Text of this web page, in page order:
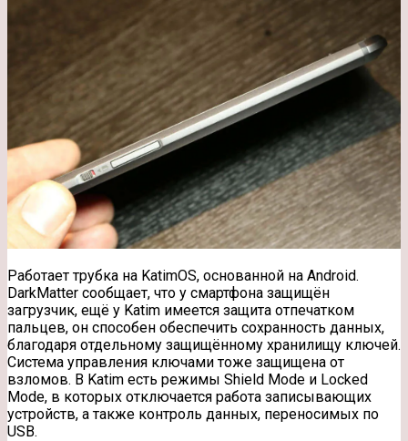
Работает трубка на KatimOS, основанной на Android.
DarkMatter сообщает, что у смартфона защищён
загрузчик, ещё у Katim имеется защита отпечатком
пальцев, он способен обеспечить сохранность данных,
благодаря отдельному защищённому хранилищу ключей.
Система управления ключами тоже защищена от
взломов. В Katim есть режимы Shield Mode и Locked
Mode, в которых отключается работа записывающих
устройств, а также контроль данных, переносимых по
USB.